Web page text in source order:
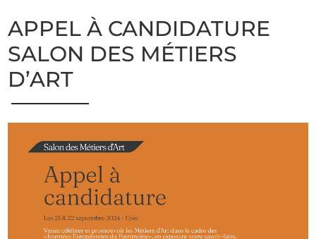
APPEL À CANDIDATURE
SALON DES MÉTIERS
D’ART